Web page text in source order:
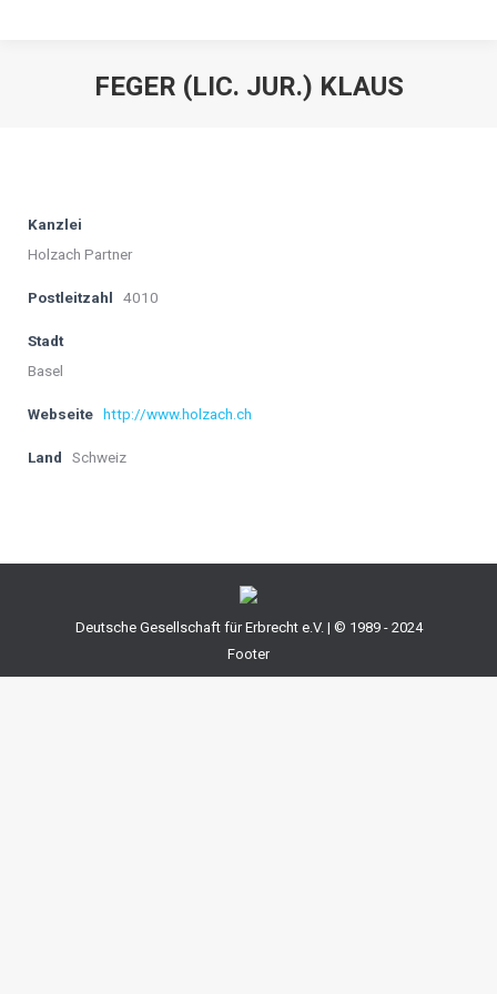
FEGER (LIC. JUR.) KLAUS
Kanzlei
Holzach Partner
Postleitzahl 4010
Stadt
Basel
Webseite http://www.holzach.ch
Land Schweiz
Deutsche Gesellschaft für Erbrecht e.V. | © 1989 - 2024
Footer